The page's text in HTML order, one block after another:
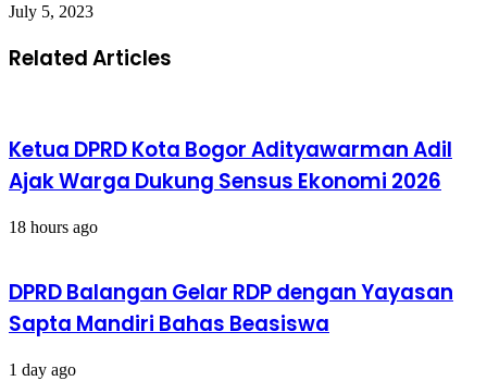
July 5, 2023
Related Articles
Ketua DPRD Kota Bogor Adityawarman Adil
Ajak Warga Dukung Sensus Ekonomi 2026
18 hours ago
DPRD Balangan Gelar RDP dengan Yayasan
Sapta Mandiri Bahas Beasiswa
1 day ago